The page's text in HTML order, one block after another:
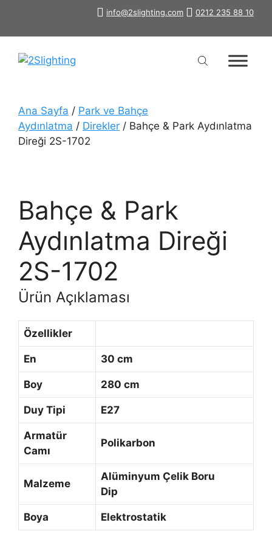
info@2slighting.com 0212 235 88 10
Ana Sayfa / Park ve Bahçe
Aydınlatma / Direkler / Bahçe & Park Aydınlatma
Direği 2S-1702
Bahçe & Park
Aydınlatma Direği
2S-1702
Ürün Açıklaması
Özellikler
En 30 cm
Boy 280 cm
Duy Tipi E27
Armatür
Camı
Polikarbon
Malzeme
Alüminyum Çelik Boru
Dip
Boya Elektrostatik